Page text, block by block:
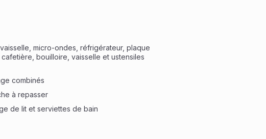
micro-ondes, réfrigérateur, plaque
bouilloire, vaisselle et ustensiles
combinés
à repasser
de lit et serviettes de bain